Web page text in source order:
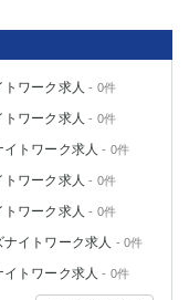
ワーク求人 - 0件
ワーク求人 - 0件
トワーク求人 - 0件
ワーク求人 - 0件
ワーク求人 - 0件
イトワーク求人 - 0件
トワーク求人 - 0件